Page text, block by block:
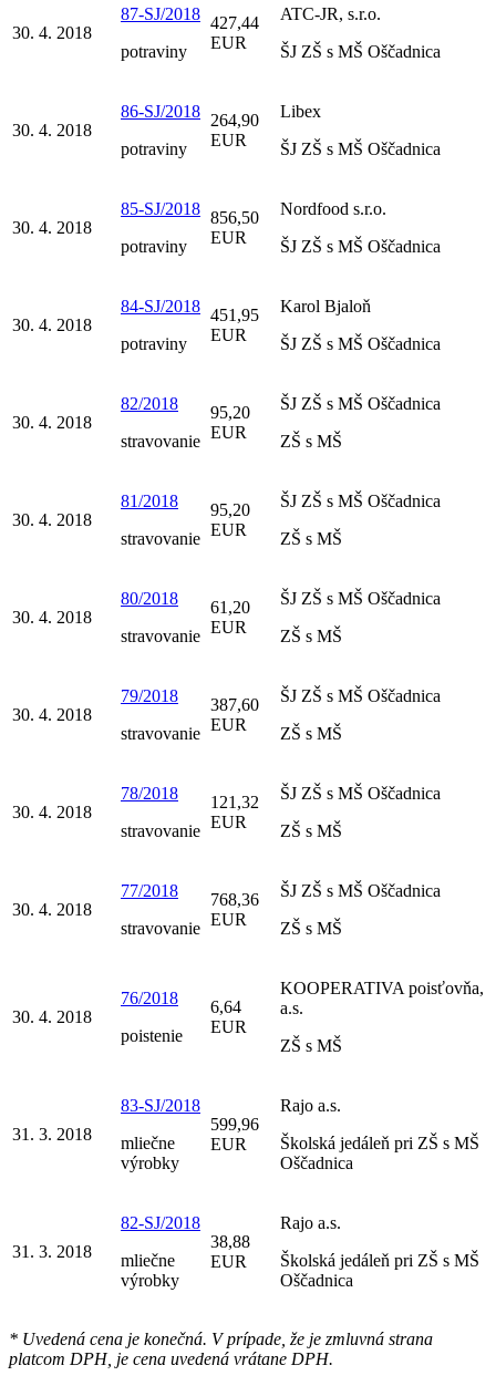
30. 4. 2018
87-SJ/2018
potraviny
427,44
EUR
ATC-JR, s.r.o.
ŠJ ZŠ s MŠ Oščadnica
30. 4. 2018
86-SJ/2018
potraviny
264,90
EUR
Libex
ŠJ ZŠ s MŠ Oščadnica
30. 4. 2018
85-SJ/2018
potraviny
856,50
EUR
Nordfood s.r.o.
ŠJ ZŠ s MŠ Oščadnica
30. 4. 2018
84-SJ/2018
potraviny
451,95
EUR
Karol Bjaloň
ŠJ ZŠ s MŠ Oščadnica
30. 4. 2018
82/2018
stravovanie
95,20
EUR
ŠJ ZŠ s MŠ Oščadnica
ZŠ s MŠ
30. 4. 2018
81/2018
stravovanie
95,20
EUR
ŠJ ZŠ s MŠ Oščadnica
ZŠ s MŠ
30. 4. 2018
80/2018
stravovanie
61,20
EUR
ŠJ ZŠ s MŠ Oščadnica
ZŠ s MŠ
30. 4. 2018
79/2018
stravovanie
387,60
EUR
ŠJ ZŠ s MŠ Oščadnica
ZŠ s MŠ
30. 4. 2018
78/2018
stravovanie
121,32
EUR
ŠJ ZŠ s MŠ Oščadnica
ZŠ s MŠ
30. 4. 2018
77/2018
stravovanie
768,36
EUR
ŠJ ZŠ s MŠ Oščadnica
ZŠ s MŠ
30. 4. 2018
76/2018
poistenie
6,64
EUR
KOOPERATIVA poisťovňa,
a.s.
ZŠ s MŠ
31. 3. 2018
83-SJ/2018
mliečne
výrobky
599,96
EUR
Rajo a.s.
Školská jedáleň pri ZŠ s MŠ
Oščadnica
31. 3. 2018
82-SJ/2018
mliečne
výrobky
38,88
EUR
Rajo a.s.
Školská jedáleň pri ZŠ s MŠ
Oščadnica
* Uvedená cena je konečná. V prípade, že je zmluvná strana
platcom DPH, je cena uvedená vrátane DPH.